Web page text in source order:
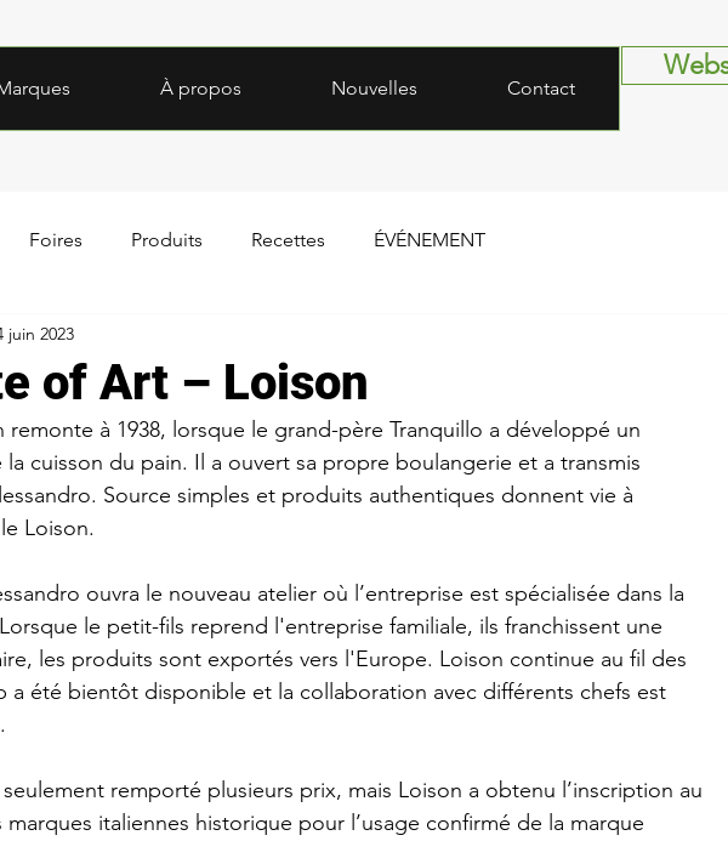
À propos Nouvelles Contact
Foires Produits Recettes ÉVÉNEMENT
of Art – Loison
juin 2023
remonte à 1938, lorsque le grand-père Tranquillo a développé un
cuisson du pain. Il a ouvert sa propre boulangerie et a transmis
Source simples et produits authentiques donnent vie à
Loison.
ouvra le nouveau atelier où l’entreprise est spécialisée dans la
le petit-fils reprend l'entreprise familiale, ils franchissent une
les produits sont exportés vers l'Europe. Loison continue au fil des
a été bientôt disponible et la collaboration avec différents chefs est
remporté plusieurs prix, mais Loison a obtenu l’inscription au
italiennes historique pour l’usage confirmé de la marque